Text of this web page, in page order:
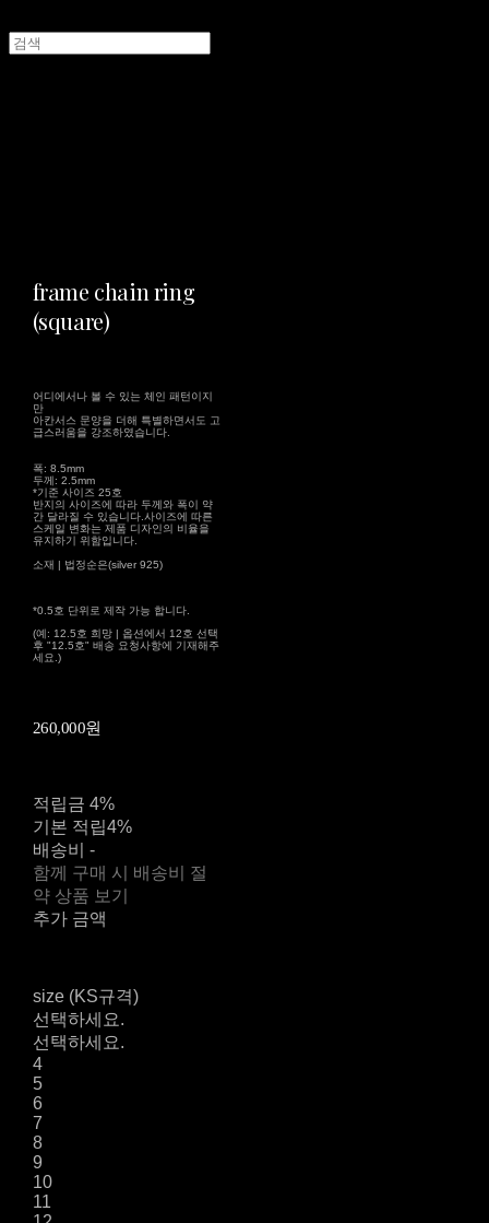
frame chain ring
(square)
어디에서나 볼 수 있는 체인 패턴이지
만
아칸서스 문양을 더해 특별하면서도 고
급스러움을 강조하였습니다.
폭: 8.5mm
두께: 2.5mm
*기준 사이즈 25호
반지의 사이즈에 따라 두께와 폭이 약
간 달라질 수 있습니다.사이즈에 따른
스케일 변화는 제품 디자인의 비율을
유지하기 위함입니다.
소재 | 법정순은(silver 925)
*0.5호 단위로 제작 가능 합니다.
(예: 12.5호 희망 | 옵션에서 12호 선택
후 "12.5호" 배송 요청사항에 기재해주
세요.)
260,000원
적립금 4%
기본 적립4%
배송비 -
함께 구매 시 배송비 절
약 상품 보기
추가 금액
size (KS규격)
선택하세요.
선택하세요.
4
5
6
7
8
9
10
11